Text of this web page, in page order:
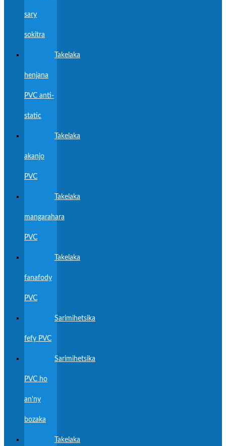
sary
sokitra
Takelaka
henjana
PVC anti-
static
Takelaka
akanjo
PVC
Takelaka
mangarahara
PVC
Takelaka
fanafody
PVC
Sarimihetsika
fefy PVC
Sarimihetsika
PVC ho
an'ny
bozaka
Takelaka